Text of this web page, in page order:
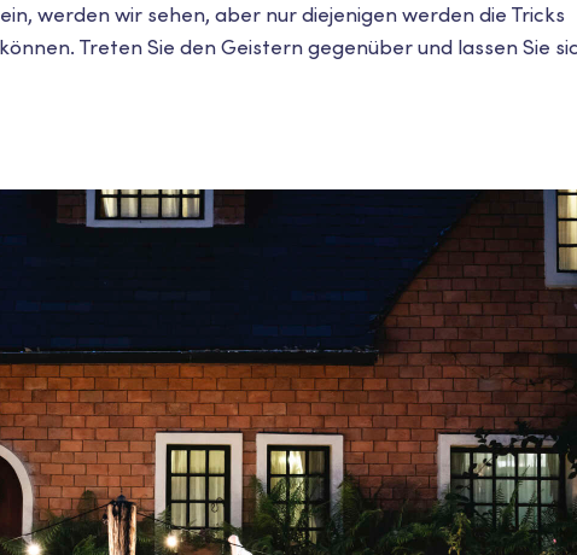
werden wir sehen, aber nur diejenigen werden die Tricks
Treten Sie den Geistern gegenüber und lassen Sie